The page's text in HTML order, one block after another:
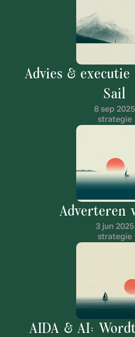
Advies &
Sail
8 sep 2025
strategie
Adverteren
3 jun 2025
strategie
AIDA & AI: